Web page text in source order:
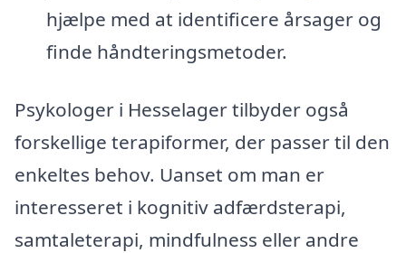
hjælpe med at identificere årsager og
finde håndteringsmetoder.
Psykologer i Hesselager tilbyder også
forskellige terapiformer, der passer til den
enkeltes behov. Uanset om man er
interesseret i kognitiv adfærdsterapi,
samtaleterapi, mindfulness eller andre